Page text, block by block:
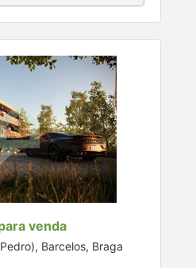
venda
Barcelos, Braga